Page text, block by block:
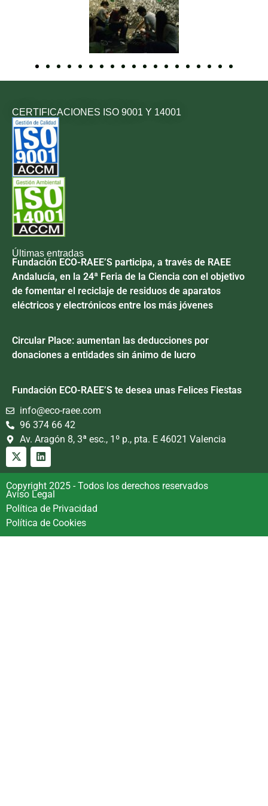
CERTIFICACIONES ISO 9001 Y 14001
Últimas entradas
Fundación ECO-RAEE’S participa, a través de RAEE
Andalucía, en la 24ª Feria de la Ciencia con el objetivo
de fomentar el reciclaje de residuos de aparatos
eléctricos y electrónicos entre los más jóvenes
Circular Place: aumentan las deducciones por
donaciones a entidades sin ánimo de lucro
Fundación ECO-RAEE’S te desea unas Felices Fiestas
info@eco-raee.com
96 374 66 42
Av. Aragón 8, 3ª esc., 1º p., pta. E 46021 Valencia
Copyright 2025 - Todos los derechos reservados
Aviso Legal
Política de Privacidad
Política de Cookies